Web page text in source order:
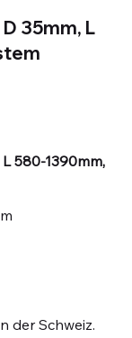
35mm, L
580-1390mm,
der Schweiz.